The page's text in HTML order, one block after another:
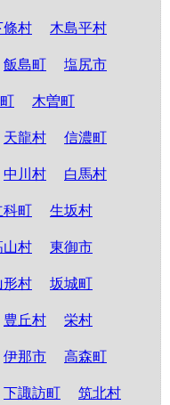
條村 木島平村
飯島町 塩尻市
木曽町
天龍村 信濃町
中川村 白馬村
科町 生坂村
山村 東御市
形村 坂城町
豊丘村 栄村
伊那市 高森町
下諏訪町 筑北村